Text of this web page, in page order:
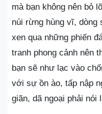
mà bạn không nên bỏ
núi rừng hùng vĩ, dòng
xen qua những phiến
tranh phong cảnh nên
bạn sẽ như lạc vào
với sự ồn ào, tấp nập
giãn, dã ngoại phải nói